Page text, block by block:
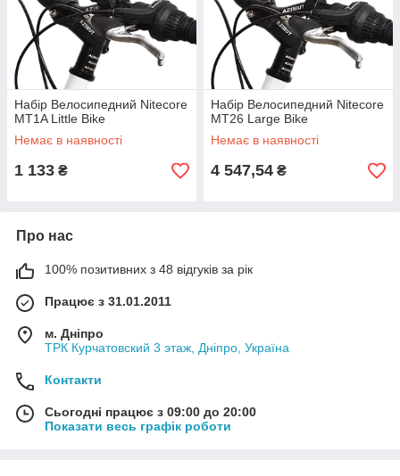
Набір Велосипедний Nitecore
MT1A Little Bike
Немає в наявності
1 133 ₴
Набір Велосипедний Nitecore
MT26 Large Bike
Немає в наявності
4 547,54 ₴
Про нас
100% позитивних з 48 відгуків за рік
Працює з 31.01.2011
м. Дніпро
ТРК Курчатовский 3 этаж, Дніпро, Україна
Контакти
Сьогодні працює з 09:00 до 20:00
Показати весь графік роботи